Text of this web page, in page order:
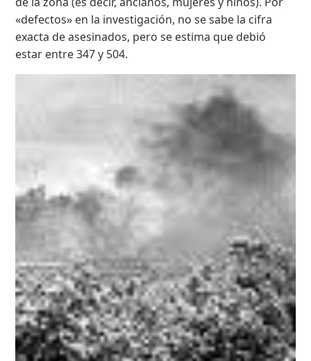
«defectos» en la investigación, no se sabe la cifra
exacta de asesinados, pero se estima que debió
estar entre 347 y 504.